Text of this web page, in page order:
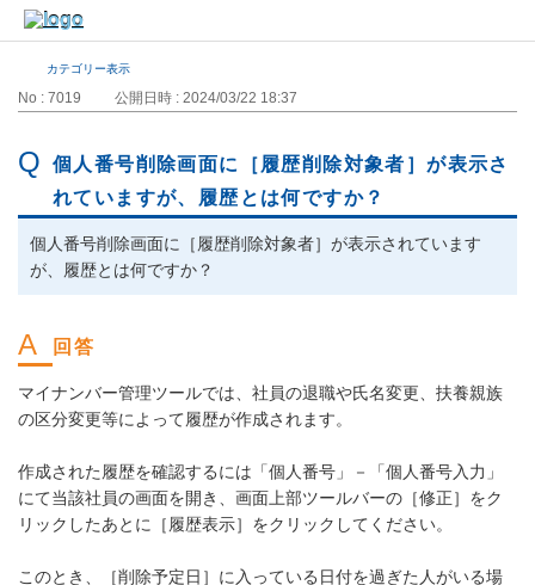
カテゴリー表示
No : 7019 公開日時 : 2024/03/22 18:37
個人番号削除画面に［履歴削除対象者］が表示さ
れていますが、履歴とは何ですか？
個人番号削除画面に［履歴削除対象者］が表示されています
が、履歴とは何ですか？
マイナンバー管理ツールでは、社員の退職や氏名変更、扶養親族
の区分変更等によって履歴が作成されます。
作成された履歴を確認するには「個人番号」－「個人番号入力」
にて当該社員の画面を開き、画面上部ツールバーの［修正］をク
リックしたあとに［履歴表示］をクリックしてください。
このとき、［削除予定日］に入っている日付を過ぎた人がいる場